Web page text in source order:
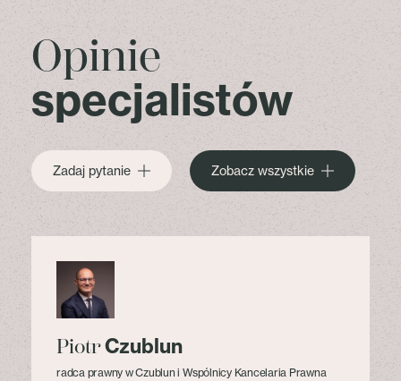
Opinie
specjalistów
Zadaj pytanie Zobacz wszystkie
PiotrCzublun
radca prawny w Czublun i Wspólnicy Kancelaria Prawna